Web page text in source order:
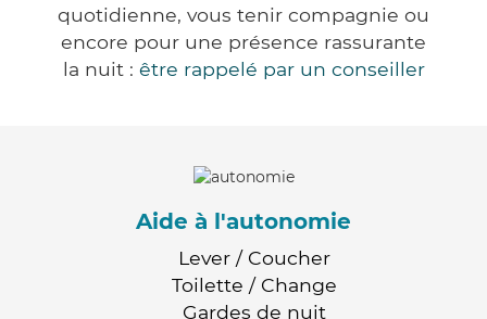
quotidienne, vous tenir compagnie ou
encore pour une présence rassurante
la nuit : être rappelé par un conseiller
Aide à l'autonomie
Lever / Coucher
Toilette / Change
Gardes de nuit